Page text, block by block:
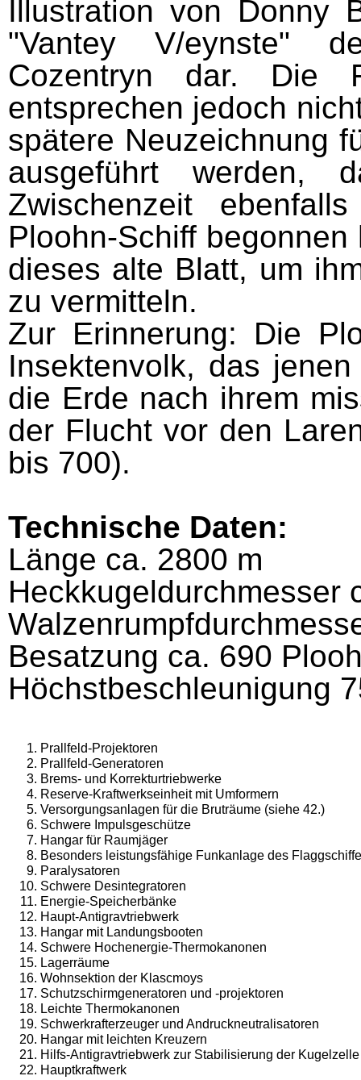
Illustration von Donny
"Vantey V/eynste"
Cozentryn dar. Die
entsprechen jedoch
spätere Neuzeichnung
ausgeführt werden,
Zwischen­zeit
Ploohn-Schiff
dieses alte Blatt, um
zu vermitteln.
Zur Erinnerung: Die
Insektenvolk, das
die Erde nach ihrem
der Flucht vor den
bis 700).
Technische Daten:
Länge ca. 2800 m
Heckkugeldurchmesser
Besatzung ca. 690
Höchstbeschleunigung
Prallfeld-Projektoren
Prallfeld-Generatoren
Brems- und Korrekturtriebwerke
Reserve-Kraftwerkseinheit mit Umformern
Versorgungsanlagen für die Bruträume (siehe 42.)
Schwere Impulsgeschütze
Hangar für Raumjäger
Besonders leistungsfähige Funkanlage des
Paralysatoren
Schwere Desintegratoren
Energie-Speicherbänke
Haupt-Antigravtriebwerk
Hangar mit Landungsbooten
Schwere Hochenergie-Thermokanonen
Lagerräume
Wohnsektion der Klascmoys
Schutzschirmgeneratoren und -projektoren
Leichte Thermokanonen
Schwerkrafterzeuger und Andruckneutralisatoren
Hangar mit leichten Kreuzern
Hilfs-Antigravtriebwerk zur Stabilisierung der Kugelzelle
Hauptkraftwerk